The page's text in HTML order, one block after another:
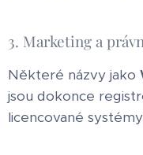
3. Marketing a
Některé názvy jako
jsou dokonce
licencované systémy.